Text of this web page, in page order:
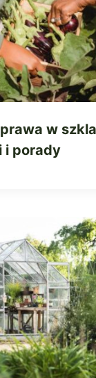
w
i porady